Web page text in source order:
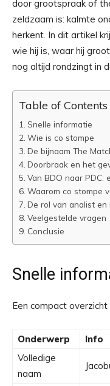
door grootspraak of
zeldzaam is: kalmte
herkent. In dit artikel
wie hij is, waar hij
nog altijd rondzingt in
Table of Contents
Snelle informatie
Wie is co stompe
De bijnaam The
Doorbraak en het
Van BDO naar PDC:
Waarom co stompe
De rol van analist en
Veelgestelde vragen
Conclusie
Snelle
Een compact
Onderwerp
Info
Volledige
naam